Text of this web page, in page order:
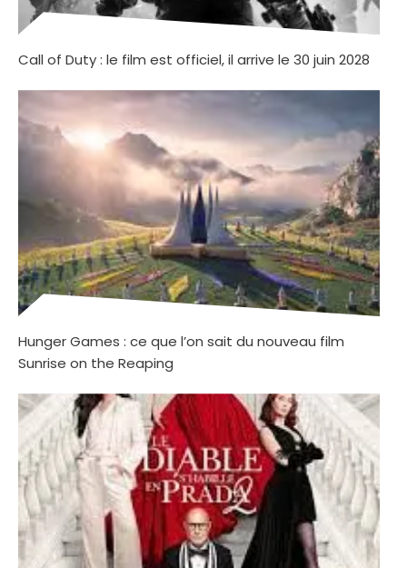
Call of Duty : le film est officiel, il arrive le 30 juin 2028
Hunger Games : ce que l’on sait du nouveau film
Sunrise on the Reaping